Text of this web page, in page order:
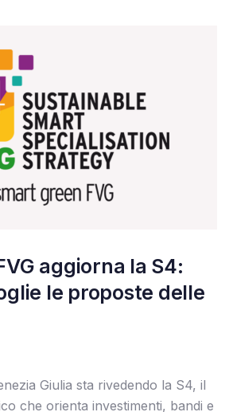
aggiorna la S4:
le proposte delle
Giulia sta rivedendo la S4, il
che orienta investimenti, bandi e